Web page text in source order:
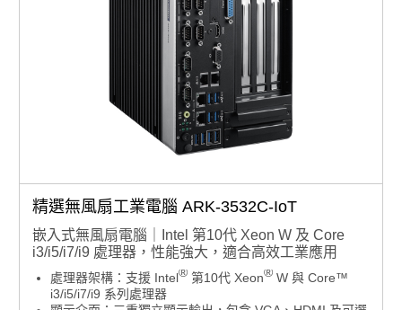
精選無風扇工業電腦 ARK-3532C-IoT
嵌入式無風扇電腦｜Intel 第10代 Xeon W 及 Core
i3/i5/i7/i9 處理器，性能強大，適合高效工業應用
處理器架構：支援 Intel® 第10代 Xeon® W 與 Core™
i3/i5/i7/i9 系列處理器